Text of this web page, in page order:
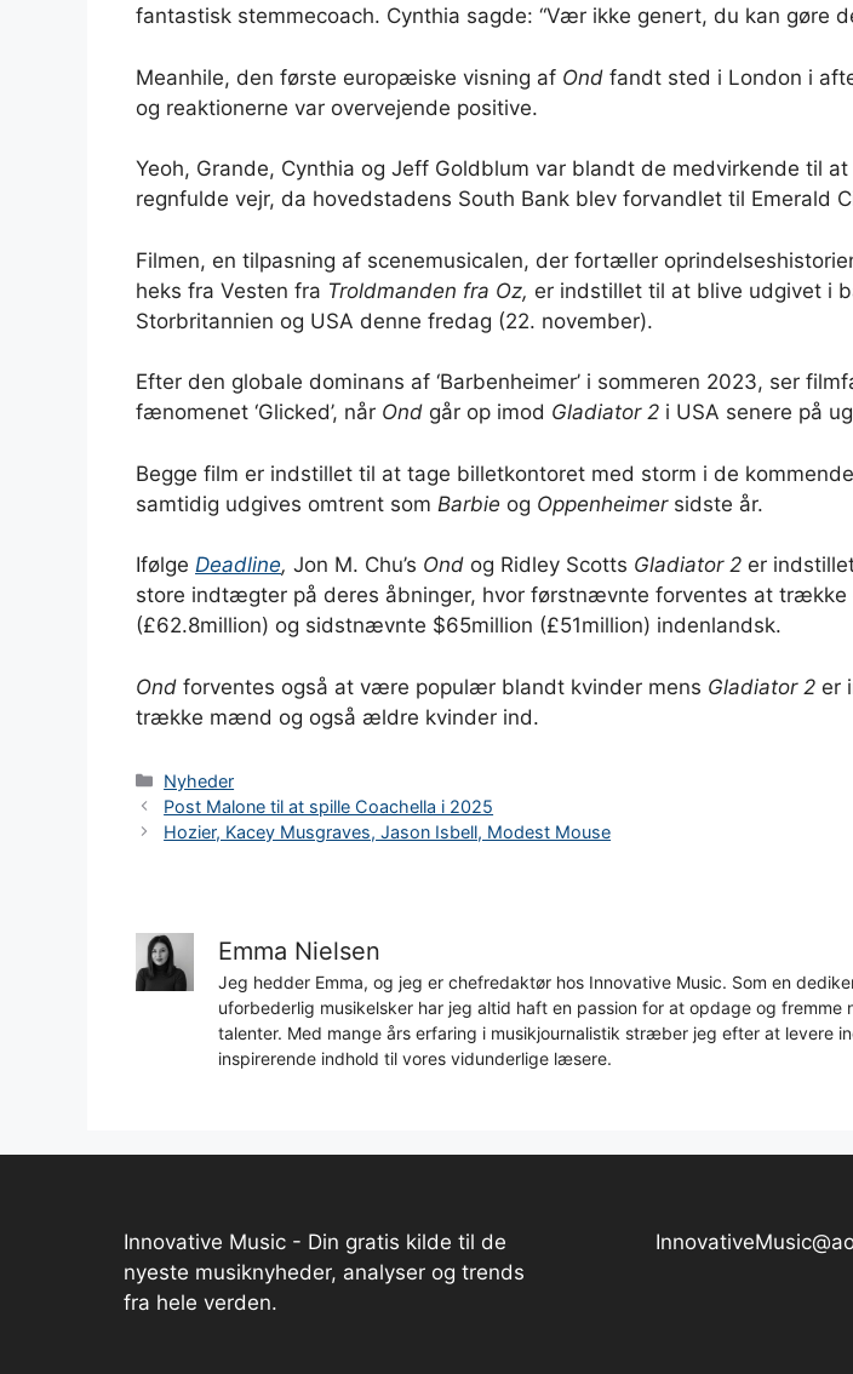
fantastisk stemmecoach. Cynthia sagde: “Vær ikke genert, du kan gøre
Meanhile, den første europæiske visning af Ond fandt sted i London i
og reaktionerne var overvejende positive.
Yeoh, Grande, Cynthia og Jeff Goldblum var blandt de medvirkende til
regnfulde vejr, da hovedstadens South Bank blev forvandlet til Emerald
Filmen, en tilpasning af scenemusicalen, der fortæller
heks fra Vesten fra Troldmanden fra Oz, er indstillet til at blive udgivet i
Storbritannien og USA denne fredag ​​(22. november).
Efter den globale dominans af ‘Barbenheimer’ i sommeren 2023, ser
fænomenet ‘Glicked’, når Ond går op imod Gladiator 2 i USA senere på
Begge film er indstillet til at tage billetkontoret med storm i de
samtidig udgives omtrent som Barbie og Oppenheimersidste år.
Ifølge Deadline, Jon M. Chu’s Ond og Ridley Scotts Gladiator 2 er
store indtægter på deres åbninger, hvor førstnævnte forventes at trække
(£62.8million) og sidstnævnte $65million (£51million) indenlandsk.
Ond forventes også at være populær blandt kvinder mens Gladiator 2 er
trække mænd og også ældre kvinder ind.
Kategorier
Nyheder
Post Malone til at spille Coachella i 2025
Hozier, Kacey Musgraves, Jason Isbell, Modest Mouse
Emma Nielsen
Jeg hedder Emma, og jeg er chefredaktør hos Innovative Music. Som en
uforbederlig musikelsker har jeg altid haft en passion for at opdage og fremme
talenter. Med mange års erfaring i musikjournalistik stræber jeg efter at levere
inspirerende indhold til vores vidunderlige læsere.
Innovative Music - Din gratis kilde til de
nyeste musiknyheder, analyser og trends
fra hele verden.